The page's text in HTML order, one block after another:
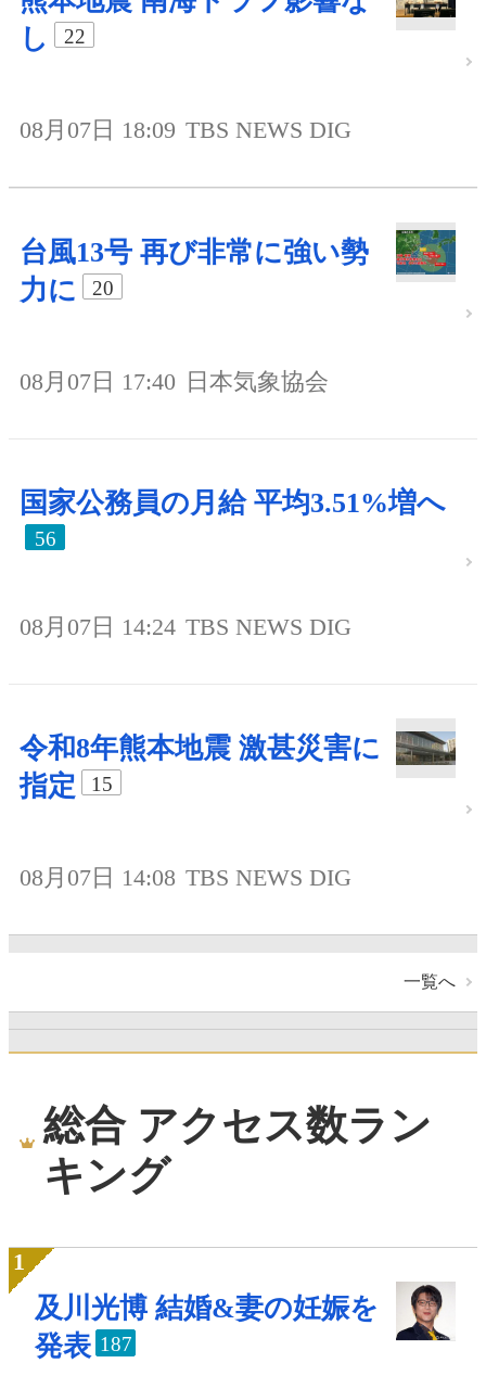
し
22
08月07日 18:09 TBS NEWS DIG
台風13号 再び非常に強い勢
力に
20
08月07日 17:40 日本気象協会
国家公務員の月給 平均3.51%増へ
56
08月07日 14:24 TBS NEWS DIG
令和8年熊本地震 激甚災害に
指定
15
08月07日 14:08 TBS NEWS DIG
一覧へ
総合 アクセス数ラン
キング
及川光博 結婚&妻の妊娠を
発表 187